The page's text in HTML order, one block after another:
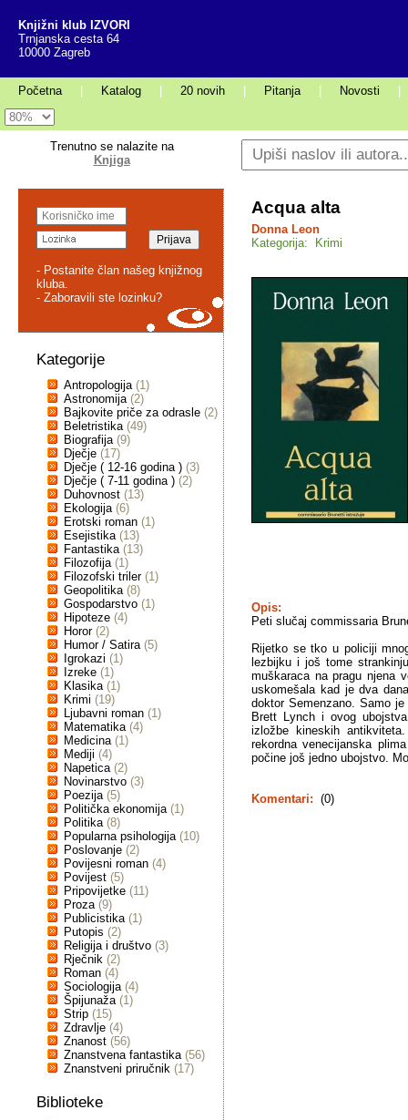
Knjižni klub IZVORI
Trnjanska cesta 64
10000 Zagreb
Početna Katalog 20 novih Pitanja Novosti
Trenutno se nalazite na
Knjiga
- Postanite član našeg knjižnog
kluba.
- Zaboravili ste lozinku?
Kategorije
Antropologija (1)
Astronomija (2)
Bajkovite priče za odrasle (2)
Beletristika (49)
Biografija (9)
Dječje (17)
Dječje ( 12-16 godina ) (3)
Dječje ( 7-11 godina ) (2)
Duhovnost (13)
Ekologija (6)
Erotski roman (1)
Esejistika (13)
Fantastika (13)
Filozofija (1)
Filozofski triler (1)
Geopolitika (8)
Gospodarstvo (1)
Hipoteze (4)
Horor (2)
Humor / Satira (5)
Igrokazi (1)
Izreke (1)
Klasika (1)
Krimi (19)
Ljubavni roman (1)
Matematika (4)
Medicina (1)
Mediji (4)
Napetica (2)
Novinarstvo (3)
Poezija (5)
Politička ekonomija (1)
Politika (8)
Popularna psihologija (10)
Poslovanje (2)
Povijesni roman (4)
Povijest (5)
Pripovijetke (11)
Proza (9)
Publicistika (1)
Putopis (2)
Religija i društvo (3)
Rječnik (2)
Roman (4)
Sociologija (4)
Špijunaža (1)
Strip (15)
Zdravlje (4)
Znanost (56)
Znanstvena fantastika (56)
Znanstveni priručnik (17)
Biblioteke
Acqua alta
Donna Leon
Kategorija: Krimi
Opis:
Peti slučaj commissaria
Rijetko se tko u policiji
lezbijku i još tome
muškaraca na pragu njena
uskomešala kad je dva
doktor Semenzano. Samo
Brett Lynch i ovog
izložbe kineskih
rekordna venecijanska
počine još jedno ubojstvo.
Komentari: (0)